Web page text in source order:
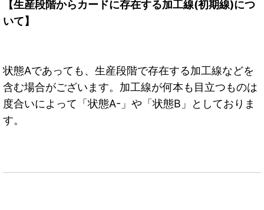
【生産段階からカードに存在する加工線(初期線)につ
いて】
状態Aであっても、生産段階で存在する加工線などを
含む場合がございます。加工線が何本も目立つものは
度合いによって「状態A-」や「状態B」としておりま
す。